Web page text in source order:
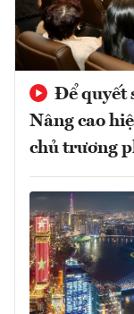
Để quyết
Nâng cao
chủ trương